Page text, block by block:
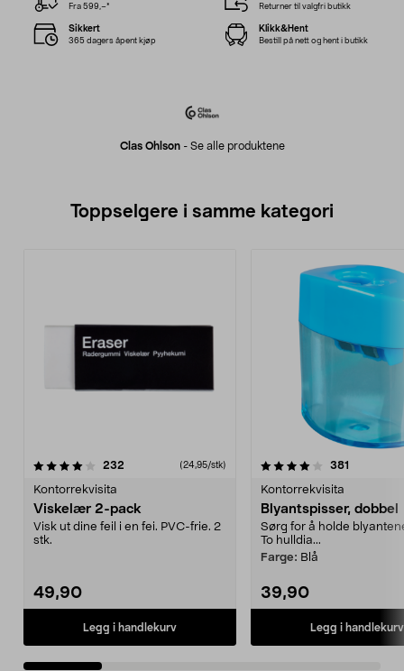
Clas Ohlson- Se alle produktene
Fra 599,–* Returner til valgfri butikk
Sikkert
365 dagers åpent kjøp
Klikk&Hent
Bestill på nett og hent i butikk
Toppselgere i samme kategori
232 anmeldelser(24,95/stk)
Kontorrekvisita
Viskelær 2-pack
Visk ut dine feil i en fei. PVC-frie. 2
stk.
49,90
Legg i handlekurv
4.0 av 5 stjerner 381
Kontorrekvisita
Blyantspisser, dobbel
Sørg for å holde
To hulldia...
Farge: Blå
39,90
Legg i handlekurv
4.0 av 5 stjerner